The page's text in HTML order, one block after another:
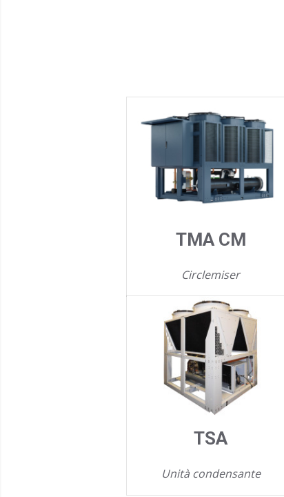
TMA CM
Circlemiser
TSA
Unità condensante